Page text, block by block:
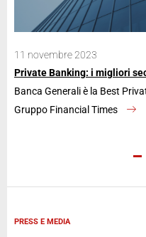
11 novembre 2023
Private Banking: i migliori
Banca Generali è la Best
Gruppo Financial Times
PRESS E MEDIA